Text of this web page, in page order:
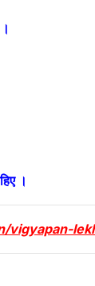
चाहिए ।
vigyapan-